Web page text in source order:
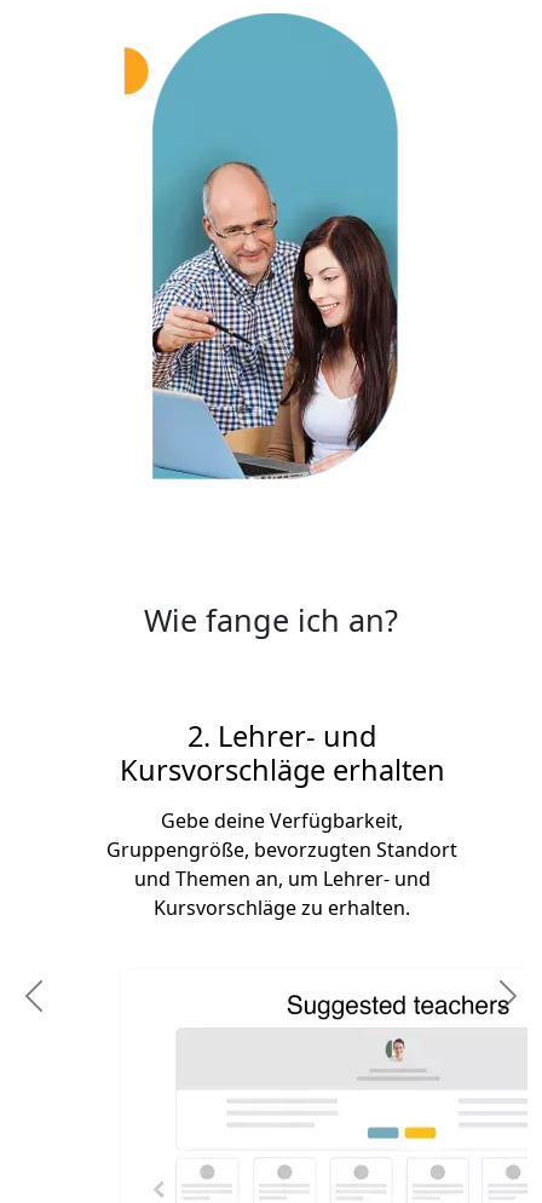
Wie fange ich an?
2. Lehrer- und
Kursvorschläge erhalten
Gebe deine Verfügbarkeit,
Gruppengröße, bevorzugten Standort
und Themen an, um Lehrer- und
Kursvorschläge zu erhalten.
Previous